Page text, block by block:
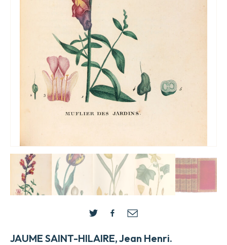
JAUME SAINT-HILAIRE, Jean Henri.